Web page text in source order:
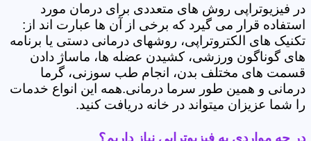
در فیزیوتراپی روش های متعددی برای درمان مورد
استفاده قرار می گیرد که برخی از آن ها عبارت اند از:
تکنیک های الکتروتراپی، روشهای درمانی دستی یا برنامه
های گوناگون ورزشی، کشیدن عضله ها، ماساژ دادن
قسمت های مختلف بدن، انجام طب سوزنی، گرما
درمانی و همین طور سرما درمانی.همه این انواع خدمات
را شما عزیزان میتواند در خانه دریافت کنید.
در چه مواردی به فیزیوتراپی نیاز داریم؟